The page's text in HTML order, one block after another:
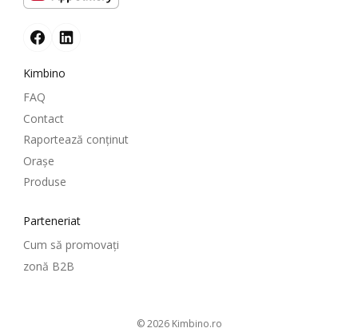
Kimbino
FAQ
Contact
Raportează conținut
Oraşe
Produse
Parteneriat
Cum să promovați
zonă B2B
© 2026 kimbino.ro